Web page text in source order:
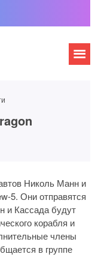
Николь Манн и
5. Они отправятся
и Кассада будут
корабля и
члены
в группе